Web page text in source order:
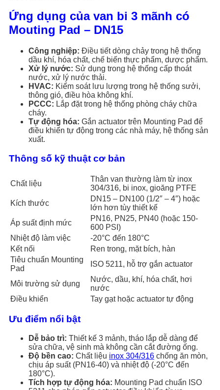
Ứng dụng của van bi 3 mãnh có
Mouting Pad – DN15
Công nghiệp: Điều tiết dòng chảy trong hệ thống
dầu khí, hóa chất, chế biến thực phẩm, dược phẩm.
Xử lý nước: Sử dụng trong hệ thống cấp thoát
nước, xử lý nước thải.
HVAC: Kiểm soát lưu lượng trong hệ thống sưởi,
thông gió, điều hòa không khí.
PCCC: Lắp đặt trong hệ thống phòng cháy chữa
cháy.
Tự động hóa: Gắn actuator trên Mounting Pad để
điều khiển tự động trong các nhà máy, hệ thống sản
xuất.
Thông số kỹ thuật cơ bản
Chất liệu
Thân van thường làm từ inox
304/316, bi inox, gioăng PTFE
Kích thước
DN15 – DN100 (1/2″ – 4″) hoặc
lớn hơn tùy thiết kế
Áp suất định mức
PN16, PN25, PN40 (hoặc 150-
600 PSI)
Nhiệt độ làm việc
-20°C đến 180°C
Kết nối
Ren trong, mặt bích, hàn
Tiêu chuẩn Mounting
Pad
ISO 5211, hỗ trợ gắn actuator
Môi trường sử dụng
Nước, dầu, khí, hóa chất, hơi
nước
Điều khiển
Tay gạt hoặc actuator tự động
Ưu điểm nổi bật
Dễ bảo trì: Thiết kế 3 mảnh, tháo lắp dễ dàng để
sửa chữa, vệ sinh mà không cần cắt đường ống.
Độ bền cao: Chất liệu inox 304/316 chống ăn mòn,
chịu áp suất (PN16-40) và nhiệt độ (-20°C đến
180°C).
Tích hợp tự động hóa: Mounting Pad chuẩn ISO